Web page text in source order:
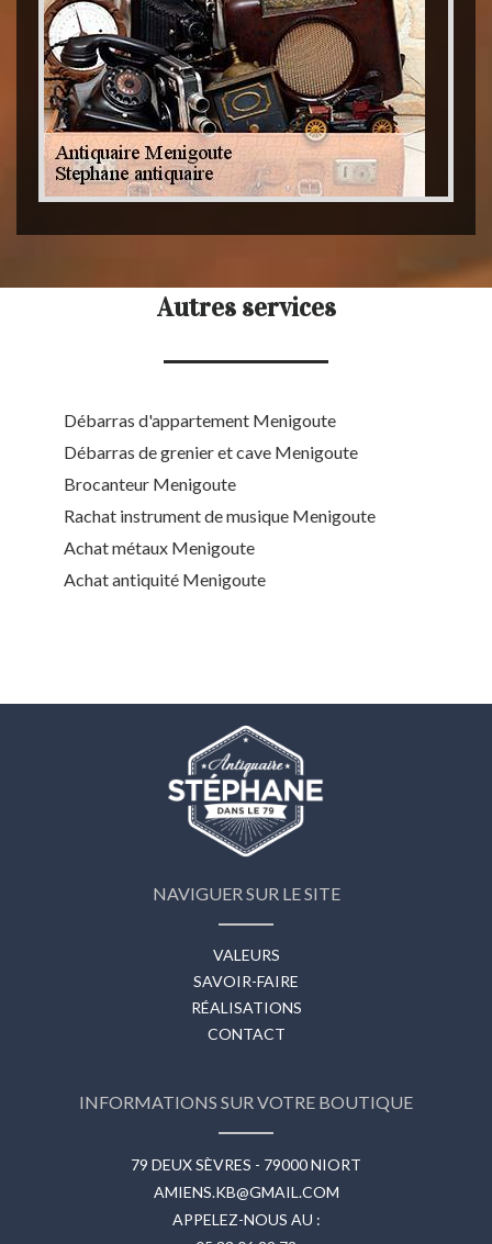
Autres services
Débarras d'appartement Menigoute
Débarras de grenier et cave Menigoute
Brocanteur Menigoute
Rachat instrument de musique Menigoute
Achat métaux Menigoute
Achat antiquité Menigoute
NAVIGUER SUR LE SITE
VALEURS
SAVOIR-FAIRE
RÉALISATIONS
CONTACT
INFORMATIONS SUR VOTRE BOUTIQUE
79 DEUX SÈVRES - 79000 NIORT
AMIENS.KB@GMAIL.COM
APPELEZ-NOUS AU :